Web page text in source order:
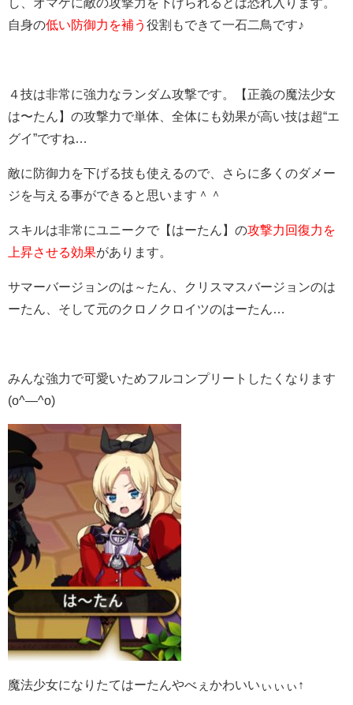
自身の低い防御力を補う 役割もできて一石二鳥です♪
４技は非常に強力なランダム攻撃です。【正義の魔法少女
は〜たん】の攻撃力で単体、全体にも効果が高い技は超“エ
グイ”ですね…
敵に防御力を下げる技も使えるので、さらに多くのダメー
ジを与える事ができると思います＾＾
スキルは非常にユニークで【はーたん】の攻撃力回復力を
上昇させる効果があります。
サマーバージョンのは～たん、クリスマスバージョンのは
ーたん、そして元のクロノクロイツのはーたん…
みんな強力で可愛いためフルコンプリートしたくなります
(o^―^o)
魔法少女になりたてはーたんやべぇかわいいぃぃぃ↑